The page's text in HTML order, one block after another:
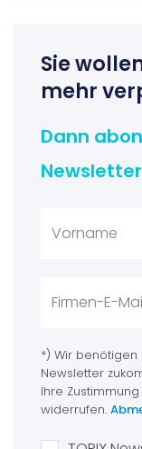
Sie
mehr
Dann
*) Wir benötigen
Newsletter
Ihre
widerrufen.